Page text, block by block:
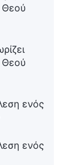
Θεού
Θεού
ενός
ενός